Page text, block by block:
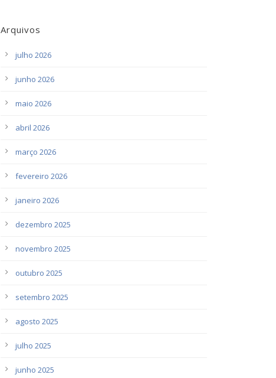
Arquivos
julho 2026
junho 2026
maio 2026
abril 2026
março 2026
fevereiro 2026
janeiro 2026
dezembro 2025
novembro 2025
outubro 2025
setembro 2025
agosto 2025
julho 2025
junho 2025